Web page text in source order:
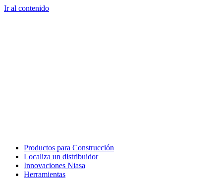
Ir al contenido
Productos para Construcción
Localiza un distribuidor
Innovaciones Niasa
Herramientas